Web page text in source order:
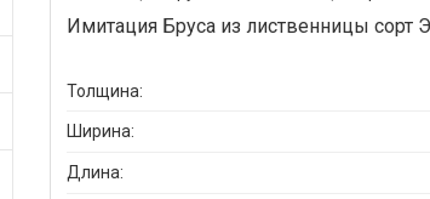
Имитация Бруса из лиственницы
Толщина:
Ширина:
Длина: